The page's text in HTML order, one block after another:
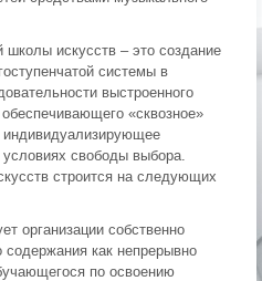
школы искусств – это создание
системы в
выстроенного
«сквозное»
индивидуализирующее
условиях свободы выбора.
строится на следующих
организации собственно
содержания как непрерывно
по освоению